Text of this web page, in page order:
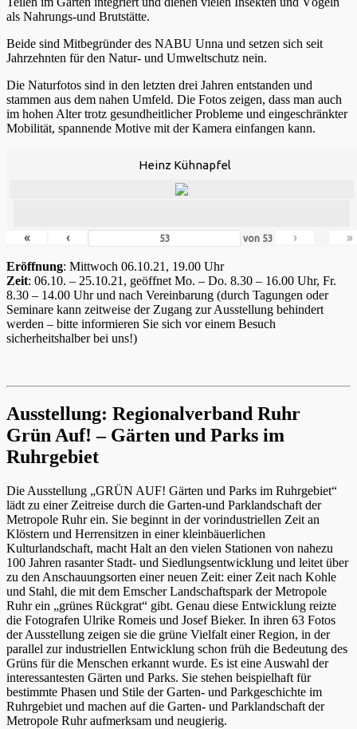
als Nahrungs-und Brutstätte.
Beide sind Mitbegründer des NABU Unna und setzen sich seit
Jahrzehnten für den Natur- und Umweltschutz nein.
Die Naturfotos sind in den letzten drei Jahren entstanden und
stammen aus dem nahen Umfeld. Die Fotos zeigen, dass man auch
im hohen Alter trotz gesundheitlicher Probleme und eingeschränkter
Mobilität, spannende Motive mit der Kamera einfangen kann.
Heinz Kühnapfel
« ‹ von 53 › »
Eröffnung: Mittwoch 06.10.21, 19.00 Uhr
Zeit: 06.10. – 25.10.21, geöffnet Mo. – Do. 8.30 – 16.00 Uhr, Fr.
8.30 – 14.00 Uhr und nach Vereinbarung (durch Tagungen oder
Seminare kann zeitweise der Zugang zur Ausstellung behindert
werden – bitte informieren Sie sich vor einem Besuch
sicherheitshalber bei uns!)
Ausstellung: Regionalverband Ruhr
Grün Auf! – Gärten und Parks im
Ruhrgebiet
Die Ausstellung „GRÜN AUF! Gärten und Parks im Ruhrgebiet“
lädt zu einer Zeitreise durch die Garten-und Parklandschaft der
Metropole Ruhr ein. Sie beginnt in der vorindustriellen Zeit an
Klöstern und Herrensitzen in einer kleinbäuerlichen
Kulturlandschaft, macht Halt an den vielen Stationen von nahezu
100 Jahren rasanter Stadt- und Siedlungsentwicklung und leitet über
zu den Anschauungsorten einer neuen Zeit: einer Zeit nach Kohle
und Stahl, die mit dem Emscher Landschaftspark der Metropole
Ruhr ein „grünes Rückgrat“ gibt. Genau diese Entwicklung reizte
die Fotografen Ulrike Romeis und Josef Bieker. In ihren 63 Fotos
der Ausstellung zeigen sie die grüne Vielfalt einer Region, in der
parallel zur industriellen Entwicklung schon früh die Bedeutung des
Grüns für die Menschen erkannt wurde. Es ist eine Auswahl der
interessantesten Gärten und Parks. Sie stehen beispielhaft für
bestimmte Phasen und Stile der Garten- und Parkgeschichte im
Ruhrgebiet und machen auf die Garten- und Parklandschaft der
Metropole Ruhr aufmerksam und neugierig.